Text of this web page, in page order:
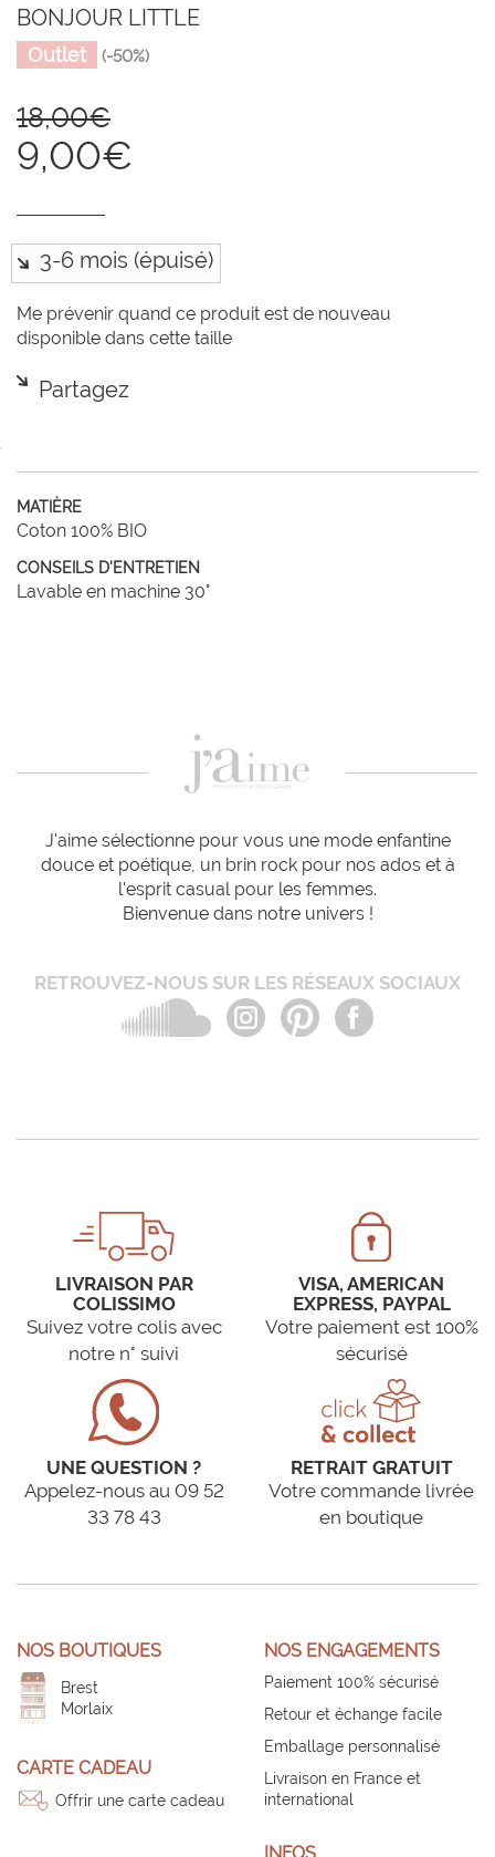
BONJOUR LITTLE
Outlet (-50%)
18,00€
9,00€
Me prévenir quand ce produit est de nouveau
disponible dans cette taille
Partagez
MATIÈRE
Coton 100% BIO
CONSEILS D'ENTRETIEN
Lavable en machine 30°
J'aime sélectionne pour vous une mode enfantine
douce et poétique, un brin rock pour nos ados et à
l'esprit casual pour les femmes.
Bienvenue dans notre univers !
RETROUVEZ-NOUS SUR LES RÉSEAUX SOCIAUX
LIVRAISON PAR
COLISSIMO
Suivez votre colis avec
notre n° suivi
VISA, AMERICAN
EXPRESS, PAYPAL
Votre paiement est 100%
sécurisé
UNE QUESTION ?
Appelez-nous au 09 52
33 78 43
RETRAIT GRATUIT
Votre commande livrée
en boutique
NOS BOUTIQUES
Brest
Morlaix
CARTE CADEAU
Offrir une carte cadeau
NOS ENGAGEMENTS
Paiement 100% sécurisé
Retour et échange facile
Emballage personnalisé
Livraison en France et
international